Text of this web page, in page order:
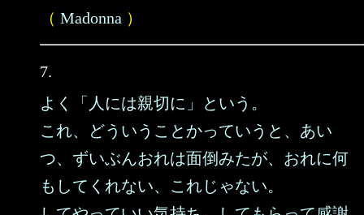
（ Madonna ）
7.
よく「人には親切に」という。
これ、どういうことかっていうと、あい
つ、ずいぶんおれは面倒みたが、おれに何
もしてくれない、これじゃない。